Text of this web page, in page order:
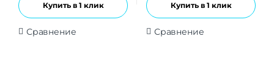
Купить в 1 клик
Сравнение
Купить в 1 клик
Сравнение